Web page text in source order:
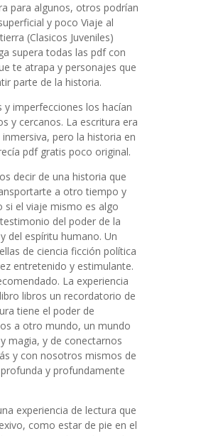
para algunos, otros podrían
y poco Viaje al
(Clasicos Juveniles)
supera todas las pdf con
te atrapa y personajes que
parte de la historia.
y imperfecciones los hacían
y cercanos. La escritura era
pero la historia en
pdf gratis poco original.
decir de una historia que
a otro tiempo y
si el viaje mismo es algo
del poder de la
del espíritu humano. Un
de ciencia ficción política
entretenido y estimulante.
La experiencia
libros un recordatorio de
tiene el poder de
a otro mundo, un mundo
magia, y de conectarnos
y con nosotros mismos de
y profundamente
experiencia de lectura que
como estar de pie en el